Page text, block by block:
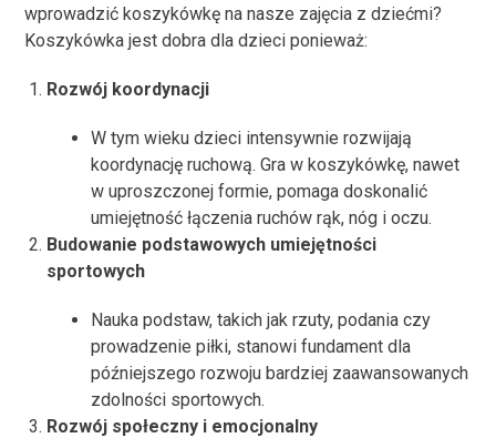
wprowadzić koszykówkę na nasze zajęcia z dziećmi?
Koszykówka jest dobra dla dzieci ponieważ:
Rozwój koordynacji
W tym wieku dzieci intensywnie rozwijają
koordynację ruchową. Gra w koszykówkę, nawet
w uproszczonej formie, pomaga doskonalić
umiejętność łączenia ruchów rąk, nóg i oczu.
Budowanie podstawowych umiejętności
sportowych
Nauka podstaw, takich jak rzuty, podania czy
prowadzenie piłki, stanowi fundament dla
późniejszego rozwoju bardziej zaawansowanych
zdolności sportowych.
Rozwój społeczny i emocjonalny